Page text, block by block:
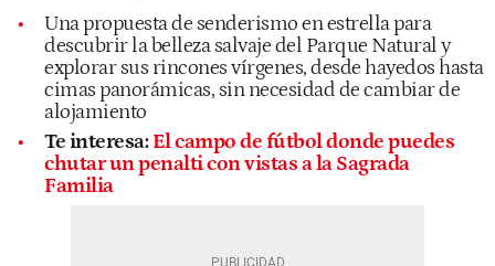
Una propuesta de senderismo en estrella para
descubrir la belleza salvaje del Parque Natural y
explorar sus rincones vírgenes, desde hayedos hasta
cimas panorámicas, sin necesidad de cambiar de
alojamiento
Te interesa:El campo de fútbol donde puedes
chutar un penalti con vistas a la Sagrada
Familia